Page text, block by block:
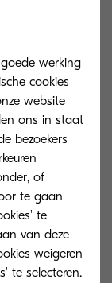
senior
Division
Europa
Sato.
de meest
het gebied
werking
cookies
website
ons in staat
bezoekers
of
te gaan
te
van deze
weigeren
te selecteren.